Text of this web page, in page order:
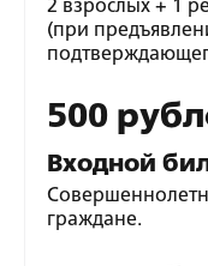
2 взрослых + 1
(при
500
Входной
граждане.